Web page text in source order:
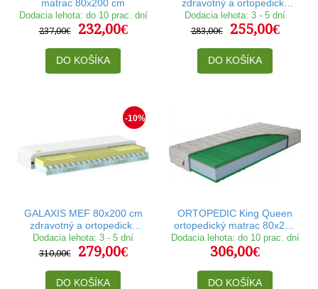
matrac 80x200 cm
Dodacia lehota: do 10 prac. dní
237,00€
232,00€
DO KOŠÍKA
zdravotný a ortopedický
matrac
Dodacia lehota: 3 - 5 dní
283,00€
255,00€
DO KOŠÍKA
-10%
GALAXIS MEF 80x200 cm
zdravotný a ortopedický
matrac
Dodacia lehota: 3 - 5 dní
310,00€
279,00€
DO KOŠÍKA
ORTOPEDIC King Queen
ortopedický matrac 80x200
cm
Dodacia lehota: do 10 prac. dní
306,00€
DO KOŠÍKA